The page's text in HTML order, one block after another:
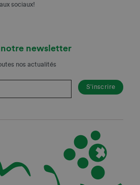
sociaux!
notre newsletter
nos actualités